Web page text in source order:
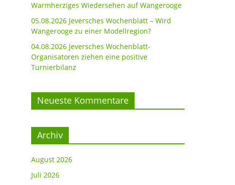
Warmherziges Wiedersehen auf Wangerooge
05.08.2026 Jeversches Wochenblatt – Wird
Wangerooge zu einer Modellregion?
04.08.2026 Jeversches Wochenblatt-
Organisatoren ziehen eine positive
Turnierbilanz
Neueste Kommentare
Archiv
August 2026
Juli 2026